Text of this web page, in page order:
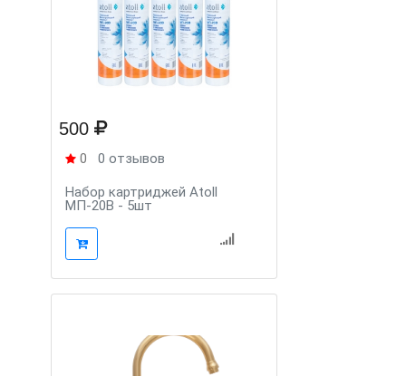
500
0 0 отзывов
Набор картриджей Atoll
МП-20В - 5шт